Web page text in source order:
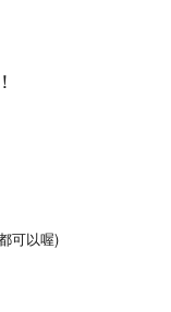
可以喔)